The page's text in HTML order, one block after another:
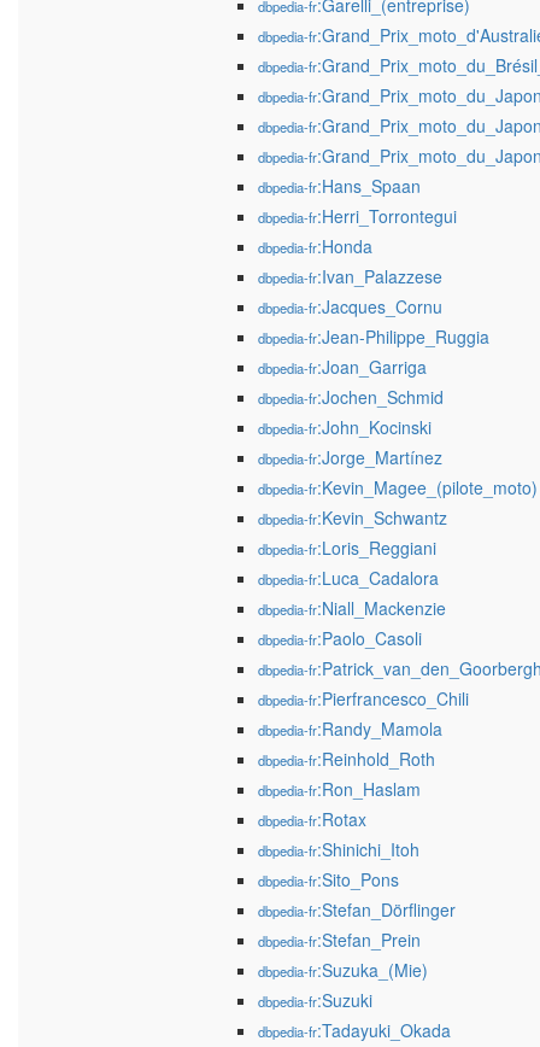
dbpedia-fr:Garelli_(entreprise)
dbpedia-fr
dbpedia-fr
dbpedia-fr
dbpedia-fr
dbpedia-fr
dbpedia-fr:Hans_Spaan
dbpedia-fr:Herri_Torrontegui
dbpedia-fr:Honda
dbpedia-fr:Ivan_Palazzese
dbpedia-fr:Jacques_Cornu
dbpedia-fr:Jean-Philippe_Ruggia
dbpedia-fr:Joan_Garriga
dbpedia-fr:Jochen_Schmid
dbpedia-fr:John_Kocinski
dbpedia-fr:Jorge_Martínez
dbpedia-fr:Kevin_Magee_(pilote_moto)
dbpedia-fr:Kevin_Schwantz
dbpedia-fr:Loris_Reggiani
dbpedia-fr:Luca_Cadalora
dbpedia-fr:Niall_Mackenzie
dbpedia-fr:Paolo_Casoli
dbpedia-fr
dbpedia-fr:Pierfrancesco_Chili
dbpedia-fr:Randy_Mamola
dbpedia-fr:Reinhold_Roth
dbpedia-fr:Ron_Haslam
dbpedia-fr:Rotax
dbpedia-fr:Shinichi_Itoh
dbpedia-fr:Sito_Pons
dbpedia-fr:Stefan_Dörflinger
dbpedia-fr:Stefan_Prein
dbpedia-fr:Suzuka_(Mie)
dbpedia-fr:Suzuki
dbpedia-fr:Tadayuki_Okada